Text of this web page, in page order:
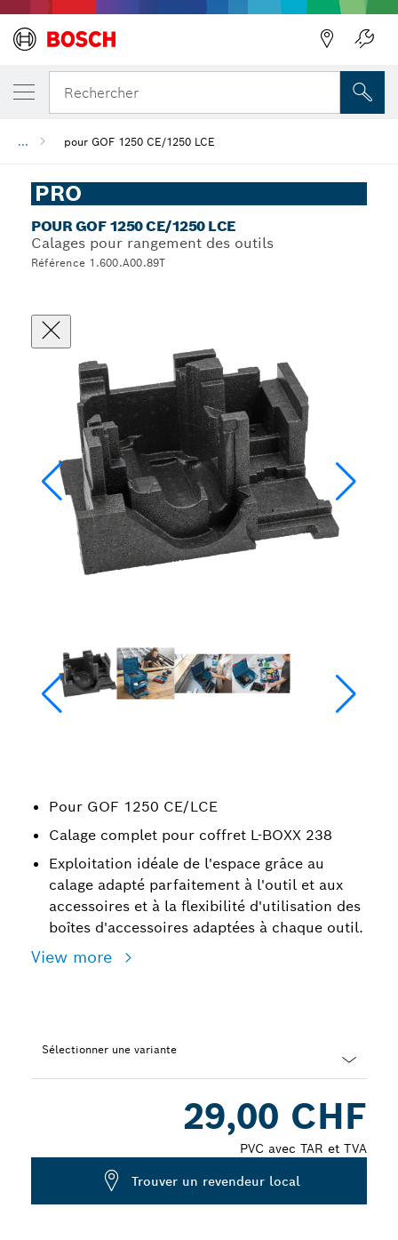
Rechercher
... pour GOF 1250 CE/1250 LCE
PRO
POUR GOF 1250 CE/1250 LCE
Calages pour rangement des outils
Référence 1.600.A00.89T
Pour GOF 1250 CE/LCE
Calage complet pour coffret L-BOXX 238
Exploitation idéale de l'espace grâce au
calage adapté parfaitement à l'outil et aux
accessoires et à la flexibilité d'utilisation des
boîtes d'accessoires adaptées à chaque outil.
View more
Sélectionner une variante
29,00 CHF
PVC avec TAR et TVA
Trouver un revendeur local